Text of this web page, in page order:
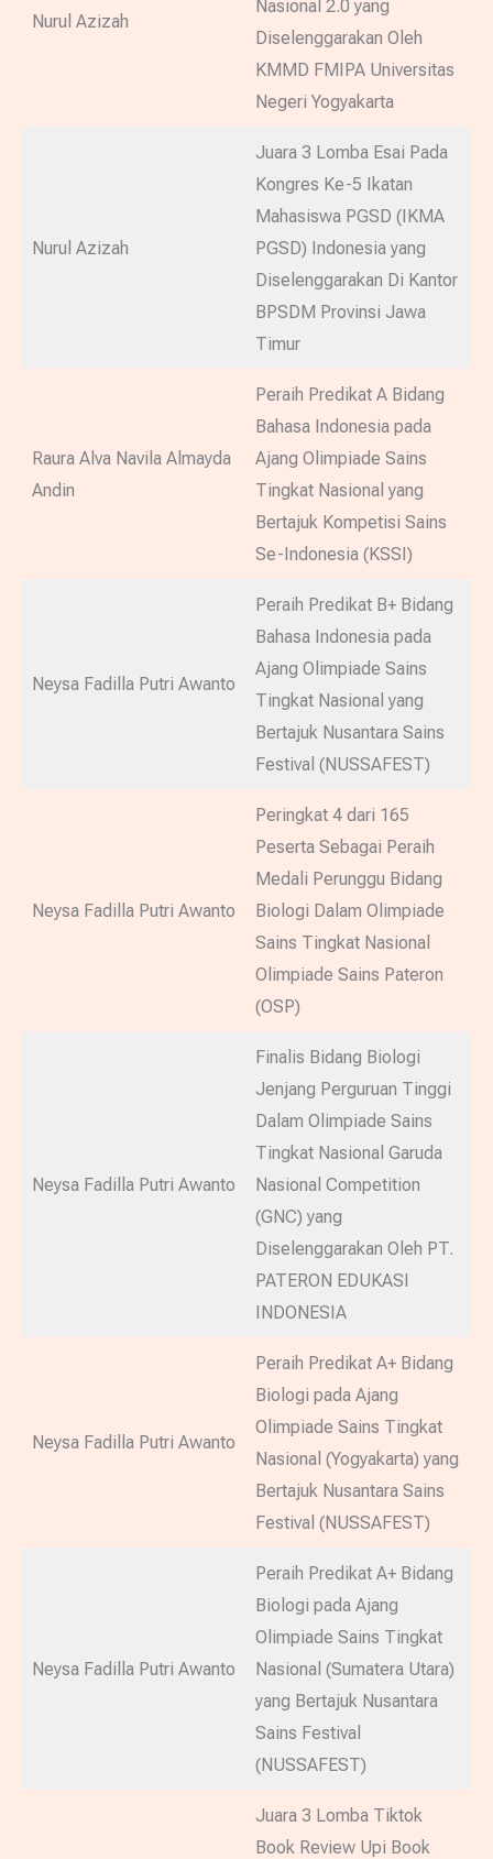
Nurul Azizah
Nasional 2.0 yang
Diselenggarakan Oleh
KMMD FMIPA Universitas
Negeri Yogyakarta
Nurul Azizah
Juara 3 Lomba Esai Pada
Kongres Ke-5 Ikatan
Mahasiswa PGSD (IKMA
PGSD) Indonesia yang
Diselenggarakan Di Kantor
BPSDM Provinsi Jawa
Timur
Raura Alva Navila Almayda
Andin
Peraih Predikat A Bidang
Bahasa Indonesia pada
Ajang Olimpiade Sains
Tingkat Nasional yang
Bertajuk Kompetisi Sains
Se-Indonesia (KSSI)
Neysa Fadilla Putri Awanto
Peraih Predikat B+ Bidang
Bahasa Indonesia pada
Ajang Olimpiade Sains
Tingkat Nasional yang
Bertajuk Nusantara Sains
Festival (NUSSAFEST)
Neysa Fadilla Putri Awanto
Peringkat 4 dari 165
Peserta Sebagai Peraih
Medali Perunggu Bidang
Biologi Dalam Olimpiade
Sains Tingkat Nasional
Olimpiade Sains Pateron
(OSP)
Neysa Fadilla Putri Awanto
Finalis Bidang Biologi
Jenjang Perguruan Tinggi
Dalam Olimpiade Sains
Tingkat Nasional Garuda
Nasional Competition
(GNC) yang
Diselenggarakan Oleh PT.
PATERON EDUKASI
INDONESIA
Neysa Fadilla Putri Awanto
Peraih Predikat A+ Bidang
Biologi pada Ajang
Olimpiade Sains Tingkat
Nasional (Yogyakarta) yang
Bertajuk Nusantara Sains
Festival (NUSSAFEST)
Neysa Fadilla Putri Awanto
Peraih Predikat A+ Bidang
Biologi pada Ajang
Olimpiade Sains Tingkat
Nasional (Sumatera Utara)
yang Bertajuk Nusantara
Sains Festival
(NUSSAFEST)
Juara 3 Lomba Tiktok
Book Review Upi Book